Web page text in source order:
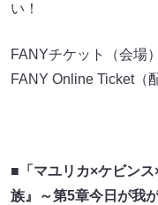
い！
FANYチケット（会場
FANY Online Ticket（
■「マユリカ×ケビン
族』～第5章今日が我